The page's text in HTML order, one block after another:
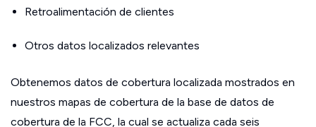
Retroalimentación de clientes
Otros datos localizados relevantes
Obtenemos datos de cobertura localizada mostrados en
nuestros mapas de cobertura de la base de datos de
cobertura de la FCC, la cual se actualiza cada seis